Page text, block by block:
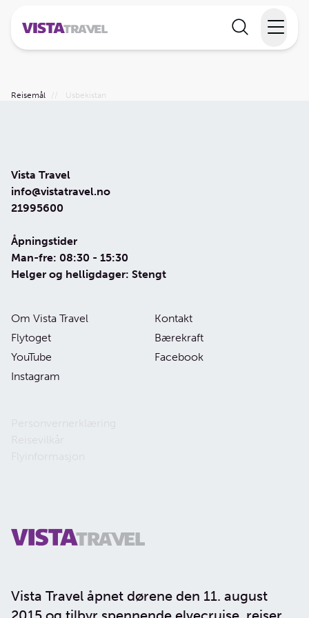
Reisekalender
Min reise
Reisemål // Usbekistan
Vista Travel åpnet dørene den 11. august
Vista Travel
info@vistatravel.no
21995600
Åpningstider
Man-fre: 08:30 - 15:30
Helger og helligdager: Stengt
Om Vista Travel
Kontakt
Flytoget
Bærekraft
YouTube
Facebook
Instagram